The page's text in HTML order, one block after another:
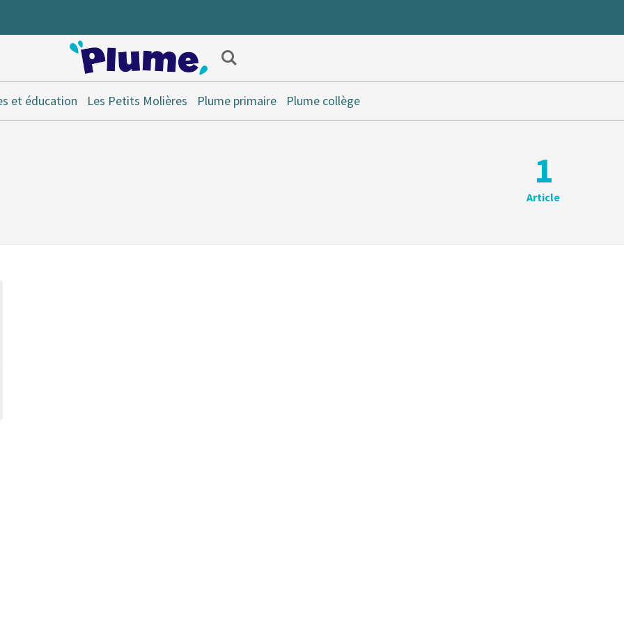
et éducation Les Petits Molières Plume primaire Plume collège
1
Article